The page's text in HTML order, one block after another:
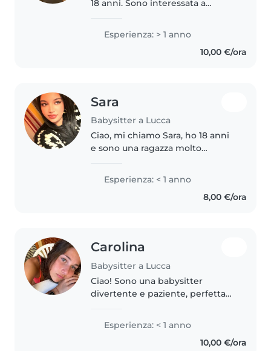
18 anni. Sono interessata a
bambini, perché amo a stare a
contatto con loro. Ho avuto un
Esperienza: > 1 anno
10,00 €/ora
Sara
Babysitter a Lucca
Ciao, mi chiamo Sara, ho 18 anni
e sono una ragazza molto
Mi piacciono molto i bambini e
adoro passare tempo con loro,
farli divertire e farli sentire..
Esperienza: < 1 anno
8,00 €/ora
Carolina
Babysitter a Lucca
Ciao! Sono una babysitter
divertente e paziente, perfetta
Ho esperienza con bambini in
età prescolare e scolare, e mi
piace disegnare, fare lavoretti..
Esperienza: < 1 anno
10,00 €/ora